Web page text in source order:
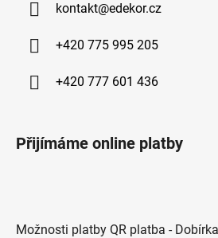
kontakt@edekor.cz
+420 775 995 205
+420 777 601 436
Přijímáme online platby
Možnosti platby QR platba -